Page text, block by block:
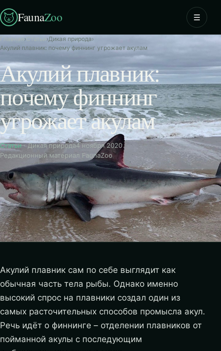
FaunaZoo ☰
Главная›Статьи›Дикая природа›
Акулий плавник: почему финнинг угрожает акулам
Акулий плавник:
почему финнинг
угрожает акулам
Статьи· Дикая природа4 ноября 2020
Редакционный материал FaunaZoo
Акулий плавник сам по себе выглядит как
обычная часть тела рыбы. Однако именно
высокий спрос на плавники создал один из
самых расточительных способов промысла акул.
Речь идёт о финнинге – отделении плавников от
пойманной акулы с последующим